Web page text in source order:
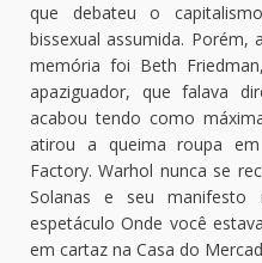
que debateu o
bissexual assumida.
memória foi Beth
apaziguador, que falava
acabou tendo como
atirou a queima roupa
Factory. Warhol nunca se
Solanas e seu manifesto
espetáculo Onde você
em cartaz na Casa do